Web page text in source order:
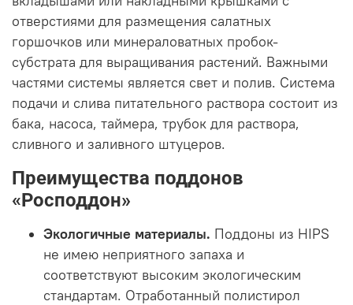
отверстиями для размещения салатных
горшочков или минераловатных пробок-
субстрата для выращивания растений. Важными
частями системы является свет и полив. Система
подачи и слива питательного раствора состоит из
бака, насоса, таймера, трубок для раствора,
сливного и заливного штуцеров.
Преимущества поддонов
«Росподдон»
Экологичные материалы. Поддоны из HIPS
не имею неприятного запаха и
соответствуют высоким экологическим
стандартам. Отработанный полистирол